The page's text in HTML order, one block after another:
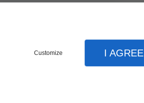
Customize I AGREE